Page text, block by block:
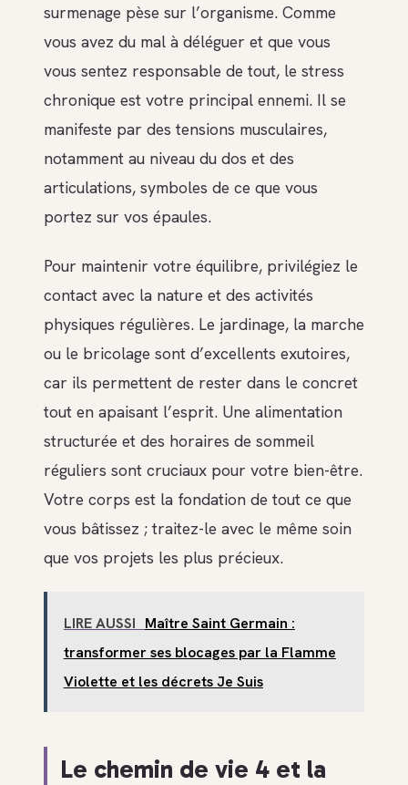
surmenage pèse sur l’organisme. Comme
vous avez du mal à déléguer et que vous
vous sentez responsable de tout, le stress
chronique est votre principal ennemi. Il se
manifeste par des tensions musculaires,
notamment au niveau du dos et des
articulations, symboles de ce que vous
portez sur vos épaules.
Pour maintenir votre équilibre, privilégiez le
contact avec la nature et des activités
physiques régulières. Le jardinage, la marche
ou le bricolage sont d’excellents exutoires,
car ils permettent de rester dans le concret
tout en apaisant l’esprit. Une alimentation
structurée et des horaires de sommeil
réguliers sont cruciaux pour votre bien-être.
Votre corps est la fondation de tout ce que
vous bâtissez ; traitez-le avec le même soin
que vos projets les plus précieux.
LIRE AUSSI Maître Saint Germain :
transformer ses blocages par la Flamme
Violette et les décrets Je Suis
Le chemin de vie 4 et la